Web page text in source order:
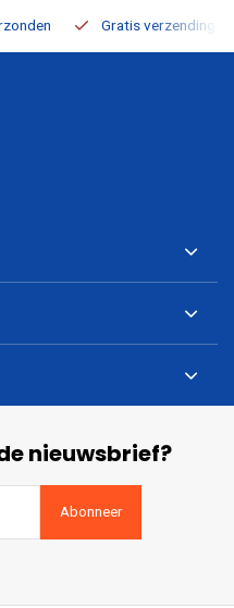
Gratis verzending
nieuwsbrief?
Abonneer